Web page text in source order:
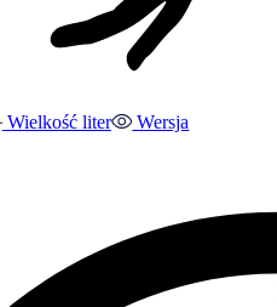
Wielkość liter
Wersja